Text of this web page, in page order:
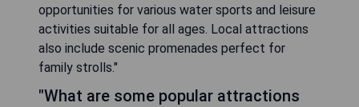
opportunities for various water sports and leisure
activities suitable for all ages. Local attractions
also include scenic promenades perfect for
family strolls."
"What are some popular attractions